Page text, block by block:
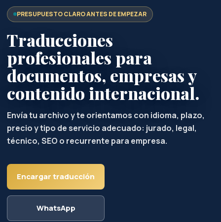
PRESUPUESTO CLARO ANTES DE EMPEZAR
Traducciones
profesionales para
documentos, empresas y
contenido internacional.
Envía tu archivo y te orientamos con idioma, plazo,
precio y tipo de servicio adecuado: jurado, legal,
técnico, SEO o recurrente para empresa.
Encargar traducción
WhatsApp